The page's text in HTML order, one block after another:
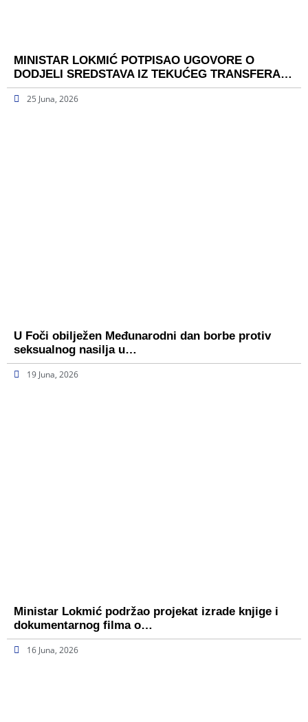
MINISTAR LOKMIĆ POTPISAO UGOVORE O
DODJELI SREDSTAVA IZ TEKUĆEG TRANSFERA…
25 Juna, 2026
U Foči obilježen Međunarodni dan borbe protiv
seksualnog nasilja u…
19 Juna, 2026
Ministar Lokmić podržao projekat izrade knjige i
dokumentarnog filma o…
16 Juna, 2026